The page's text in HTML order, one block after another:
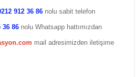
912 36 86 nolu sabit telefon
36 86 nolu Whatsapp hattımızdan
mail adresimizden iletişime